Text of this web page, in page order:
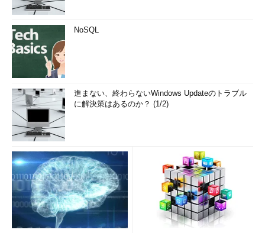
NoSQL
進まない、終わらないWindows Updateのトラブル
に解決策はあるのか？ (1/2)